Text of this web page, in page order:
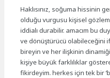
Haklısınız, soğuma hissinin
olduğu vurgusu kişisel
iddialı durabilir. amacım bu
ve dönüştürücü olabileceğini
bireyin ve her ilişkinin
kişiye büyük farklılıklar
fikirdeyim. herkes için tek bir